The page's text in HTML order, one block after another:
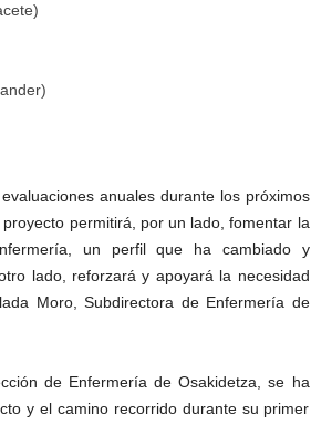
anuales durante los próximos
permitirá, por un lado, fomentar la
un perfil que ha cambiado y
lado, reforzará y apoyará la necesidad
Moro, Subdirectora de Enfermería de
de Enfermería de Osakidetza, se ha
y el camino recorrido durante su primer